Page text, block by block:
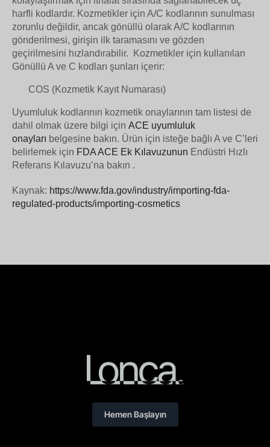
harfli kodlardır. Kozmetikler için A/C kodlarının sunulması
zorunlu değildir, ancak gönüllü olarak A/C kodlarının
gönderilmesi, girişin ilk taramasını ve gözden
geçirilmesini hızlandırabilir.
Kozmetikler için kullanılan
Gönüllü A ve C kodları şunları içerir:
COS (Kozmetik Kayıt Numarası)
Uyumluluk kodlarının kozmetik onaylarının tam listesi de
dahil olmak üzere bilgi için ACE uyumluluk
onayları belgesine bakın. Ürün için isteğe bağlı A ve C’leri
belirlemek için FDA ACE Ek Kılavuzunun Endüstri Hızlı
Referans Kılavuzu’na bakın .
Kaynak: https://www.fda.gov/industry/importing-fda-
regulated-products/importing-cosmetics
Hemen Başlayın